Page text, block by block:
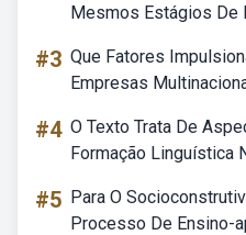
Mesmos Estágios De
#3 Que Fatores
Empresas
#4 O Texto Trata De
Formação Linguística
#5 Para O
Processo De Ensino-